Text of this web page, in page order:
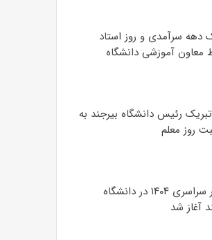
دهه سرآمدی و روز استاد
معاون آموزشی دانشگاه
رئیس دانشگاه بیرجند به
روز معلم
کنکور سراسری ۱۴۰۴ در دانشگاه
آغاز شد